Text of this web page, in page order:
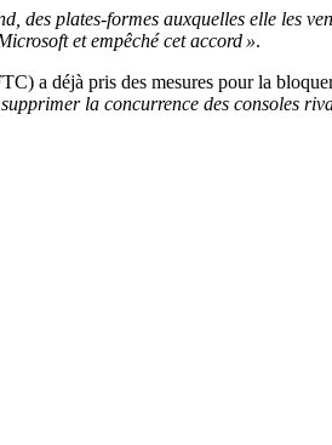
des plates-formes auxquelles elle les
et empêché cet accord ».
a déjà pris des mesures pour la
la concurrence des consoles